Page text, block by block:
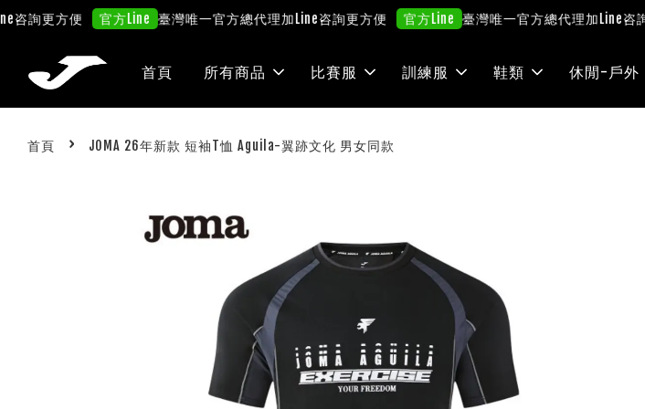
便 官方Line 臺灣唯一官方總代理加Line咨詢更方便 官方Line 臺灣唯一官方總代理加Line咨詢更方便
首頁 所有商品 比賽服 訓練服 鞋類 休閒-戶外
首頁 › JOMA 26年新款 短袖T恤 Aguila-翼跡文化 男女同款